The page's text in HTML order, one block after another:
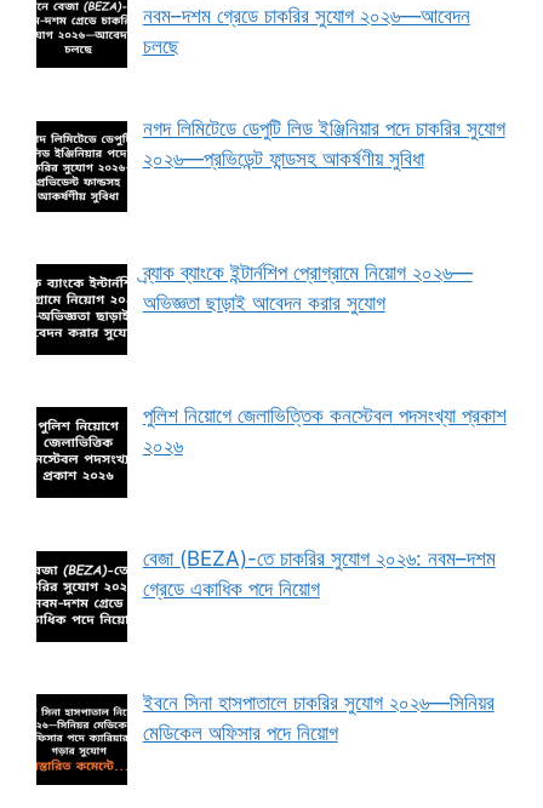
নবম–দশম গ্রেডে চাকরির সুযোগ ২০২৬—আবেদন
চলছে
নগদ লিমিটেডে ডেপুটি লিড ইঞ্জিনিয়ার পদে চাকরির সুযোগ
২০২৬—প্রভিডেন্ট ফান্ডসহ আকর্ষণীয় সুবিধা
ব্র্যাক ব্যাংকে ইন্টার্নশিপ প্রোগ্রামে নিয়োগ ২০২৬—
অভিজ্ঞতা ছাড়াই আবেদন করার সুযোগ
পুলিশ নিয়োগে জেলাভিত্তিক কনস্টেবল পদসংখ্যা প্রকাশ
২০২৬
বেজা (BEZA)-তে চাকরির সুযোগ ২০২৬: নবম–দশম
গ্রেডে একাধিক পদে নিয়োগ
ইবনে সিনা হাসপাতালে চাকরির সুযোগ ২০২৬—সিনিয়র
মেডিকেল অফিসার পদে নিয়োগ